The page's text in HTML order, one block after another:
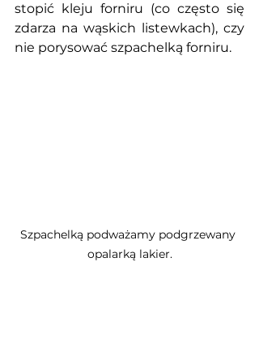
stopić kleju forniru (co często się
zdarza na wąskich listewkach), czy
nie porysować szpachelką forniru.
Szpachelką podważamy podgrzewany
opalarką lakier.